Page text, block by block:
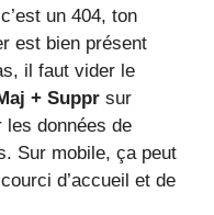
un 404, ton
est bien présent
il faut vider le
+ Suppr sur
les données de
Sur mobile, ça peut
d’accueil et de